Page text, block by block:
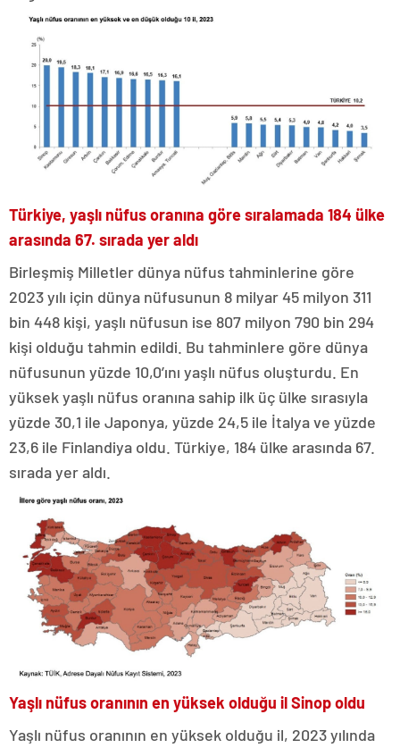
Türkiye, yaşlı nüfus oranına göre sıralamada 184 ülke
arasında 67. sırada yer aldı
Birleşmiş Milletler dünya nüfus tahminlerine göre
2023 yılı için dünya nüfusunun 8 milyar 45 milyon 311
bin 448 kişi, yaşlı nüfusun ise 807 milyon 790 bin 294
kişi olduğu tahmin edildi. Bu tahminlere göre dünya
nüfusunun yüzde 10,0’ını yaşlı nüfus oluşturdu. En
yüksek yaşlı nüfus oranına sahip ilk üç ülke sırasıyla
yüzde 30,1 ile Japonya, yüzde 24,5 ile İtalya ve yüzde
23,6 ile Finlandiya oldu. Türkiye, 184 ülke arasında 67.
sırada yer aldı.
Yaşlı nüfus oranının en yüksek olduğu il Sinop oldu
Yaşlı nüfus oranının en yüksek olduğu il, 2023 yılında